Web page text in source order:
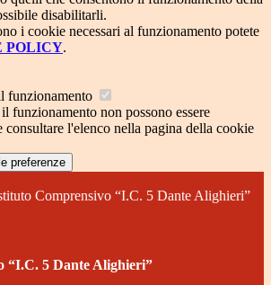
disabilitarli.
i cookie necessari al funzionamento potete
POLICY.
funzionamento
funzionamento non possono essere
l'elenco nella pagina della cookie
preferenze
Comprensivo “I.C. 5 Dante Alighieri”
“I.C. 5 Dante Alighieri”